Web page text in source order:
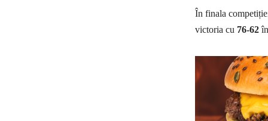
În finala
victoria cu 76-62